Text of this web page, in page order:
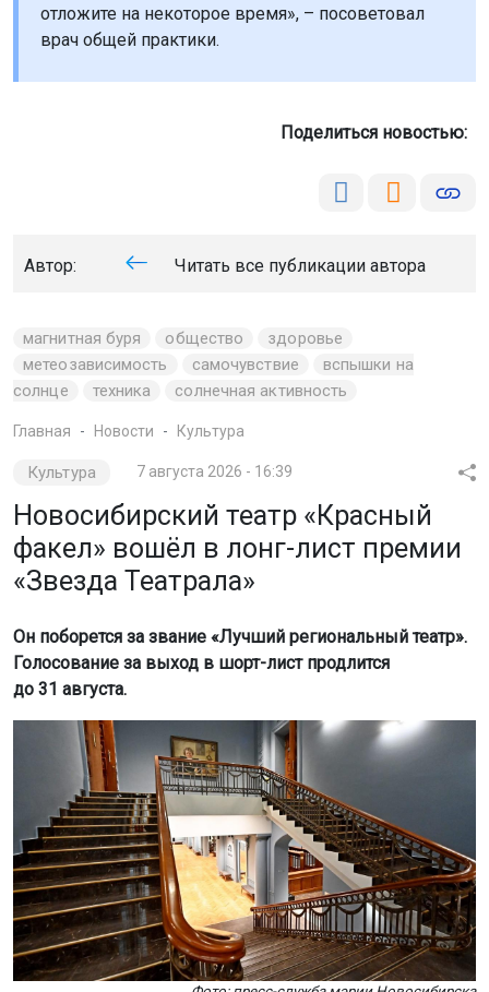
отложите на некоторое время», – посоветовал
врач общей практики.
Поделиться новостью:
Автор: Читать все публикации автора
магнитная буря общество
здоровье
метеозависимость
самочувствие
вспышки на
солнце
техника солнечная активность
Главная Новости Культура
Культура 7 августа 2026 - 16:39
Новосибирский театр «Красный
факел» вошёл в лонг-лист премии
«Звезда Театрала»
Он поборется за звание «Лучший региональный театр».
Голосование за выход в шорт-лист продлится
до 31 августа.